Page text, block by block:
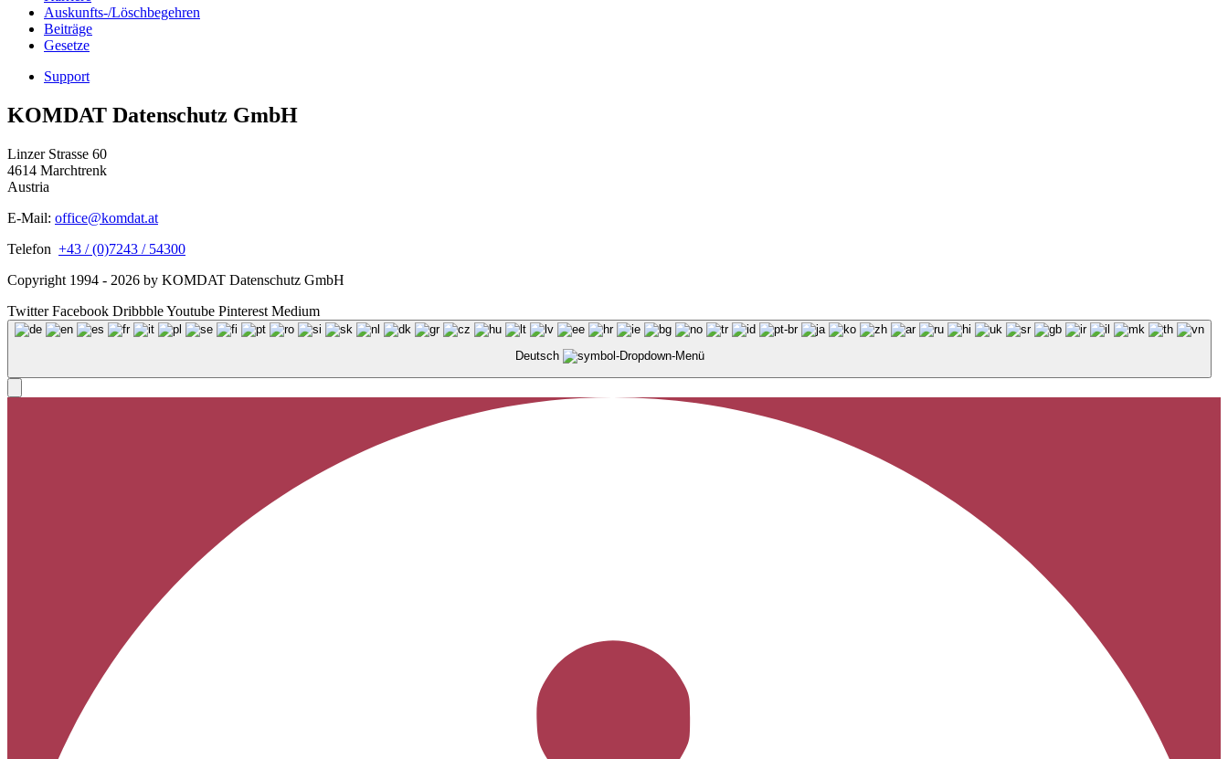
Auskunfts-/Löschbegehren
Beiträge
Gesetze
Support
KOMDAT Datenschutz GmbH
Linzer Strasse 60
4614 Marchtrenk
Austria
E-Mail: office@komdat.at
Telefon +43 / (0)7243 / 54300
Copyright 1994 - 2026 by KOMDAT Datenschutz GmbH
Twitter Facebook DribbbleYoutube Pinterest Medium
Deutsch